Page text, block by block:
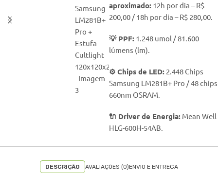
aproximado: 12h por dia – R$
200,00 / 18h por dia – R$ 280,00.
💡 PPF: 1.248 umol / 81.600
lúmens (lm).
⚙️ Chips de LED: 2.448 Chips
Samsung LM281B+ Pro / 48 chips
660nm OSRAM.
🔌 Driver de Energia: Mean Well
HLG-600H-54AB.
DESCRIÇÃO AVALIAÇÕES (0)ENVIO E ENTREGA